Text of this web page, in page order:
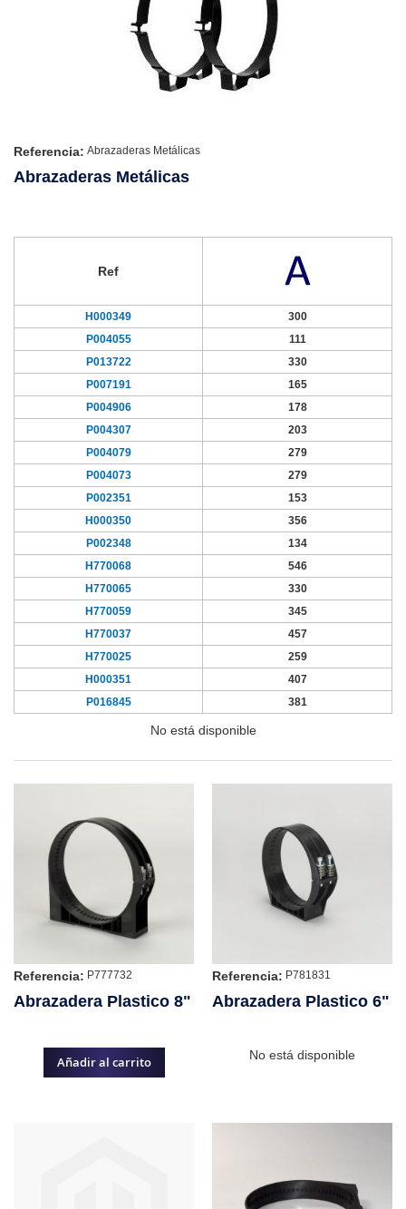
Referencia: Abrazaderas Metálicas
Abrazaderas Metálicas
Ref
H000349
300
P004055
111
P013722
330
P007191
165
P004906
178
P004307
203
P004079
279
P004073
279
P002351
153
H000350
356
P002348
134
H770068
546
H770065
330
H770059
345
H770037
457
H770025
259
H000351
407
P016845
381
No está disponible
Referencia: P777732
Abrazadera Plastico 8"
Añadir al carrito
Referencia: P781831
Abrazadera Plastico 6"
No está disponible